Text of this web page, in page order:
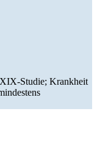
Studie; Krankheit